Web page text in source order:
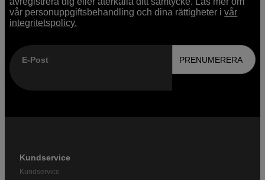
vår personuppgiftsbehandling och dina rättigheter ivår
integritetspolicy.
E-Post PRENUMERERA
Kundservice
Kundservice